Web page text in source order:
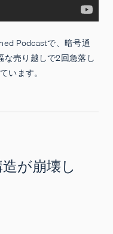
Podcastで、暗号通
売り越しで2回急落し
います。
が崩壊し